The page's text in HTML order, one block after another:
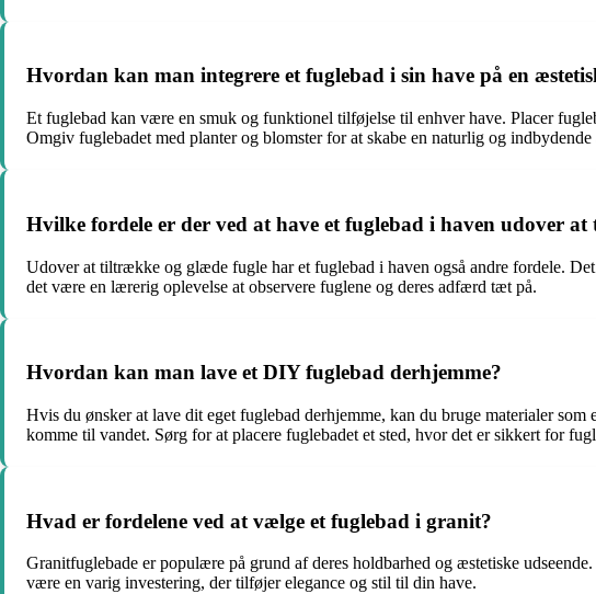
Hvordan kan man integrere et fuglebad i sin have på en
Et fuglebad kan være en smuk og funktionel tilføjelse til enhver have. Placer
Omgiv fuglebadet med planter og blomster for at skabe en naturlig og
Hvilke fordele er der ved at have et fuglebad i haven udover
Udover at tiltrække og glæde fugle har et fuglebad i haven også andre fordele.
det være en lærerig oplevelse at observere fuglene og deres adfærd tæt på.
Hvordan kan man lave et DIY fuglebad derhjemme?
Hvis du ønsker at lave dit eget fuglebad derhjemme, kan du bruge materialer
komme til vandet. Sørg for at placere fuglebadet et sted, hvor det er sikkert for
Hvad er fordelene ved at vælge et fuglebad i granit?
Granitfuglebade er populære på grund af deres holdbarhed og æstetiske
være en varig investering, der tilføjer elegance og stil til din have.